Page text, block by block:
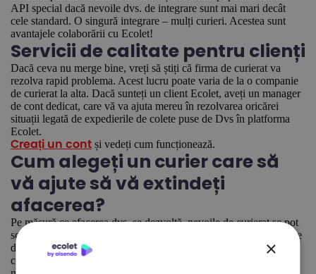
API special dacă nevoile dvs. de integrare sunt mai mari decât
cele standard. O singură integrare – mulți curieri. Acestea sunt
avantajele colaborării cu Ecolet!
Servicii de calitate pentru clienți
Dacă ceva nu merge bine, vreți să știți că firma de curierat va
rezolva rapid problema. Acest lucru poate varia de la o companie
de curierat la alta. Dacă sunteți un client Ecolet, aveți un manager
de cont dedicat, care vă va ajuta mereu în rezolvarea oricărei
situații legată de expedierile de colete puse de Dvs în platforma
Ecolet.
Creați un cont și vedeți cum funcționează.
Cum alegeți un curier care să
vă ajute să vă extindeți
afacerea?
Pe măsură ce afacerea dvs. se dezvoltă, nevoile de curierat se pot
schimba. Alegeți platforma Ecolet și puteți jongla cu diferite firme
de curierat, în funcție de nevoile actuale ale companiei. Un
consultant Ecolet vă va ajuta dacă nu o găsiți pe cea de care aveți
×